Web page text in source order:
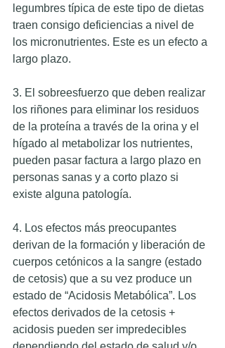
legumbres típica de este tipo de dietas
traen consigo deficiencias a nivel de
los micronutrientes. Este es un efecto a
largo plazo.
3. El sobreesfuerzo que deben realizar
los riñones para eliminar los residuos
de la proteína a través de la orina y el
hígado al metabolizar los nutrientes,
pueden pasar factura a largo plazo en
personas sanas y a corto plazo si
existe alguna patología.
4. Los efectos más preocupantes
derivan de la formación y liberación de
cuerpos cetónicos a la sangre (estado
de cetosis) que a su vez produce un
estado de “Acidosis Metabólica”. Los
efectos derivados de la cetosis +
acidosis pueden ser impredecibles